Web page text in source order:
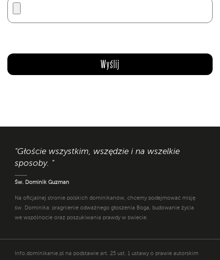
"Głoście wszystkim, wszędzie i na wszelkie
sposoby. "
Św. Dominik Guzman
Na oficjalnej stronie polskich dominikanów, chcemy podejmować misję
św. Dominika: pragnienie odważnego głoszenia Boga, budowanie życia
we wspólnocie oraz poszukiwania prawdy w świecie.
Info.dominikanie.pl na podstawie art. 25 ust. 1 ustawy o prawie autorskim